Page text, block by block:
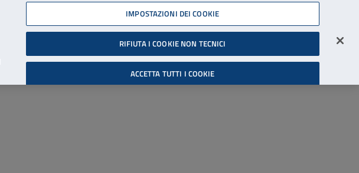
06 45539607
Accessibilità
Cerca
Accedi all'area riservata
IMPOSTAZIONI DEI COOKIE
RIFIUTA I COOKIE NON TECNICI
ACCETTA TUTTI I COOKIE